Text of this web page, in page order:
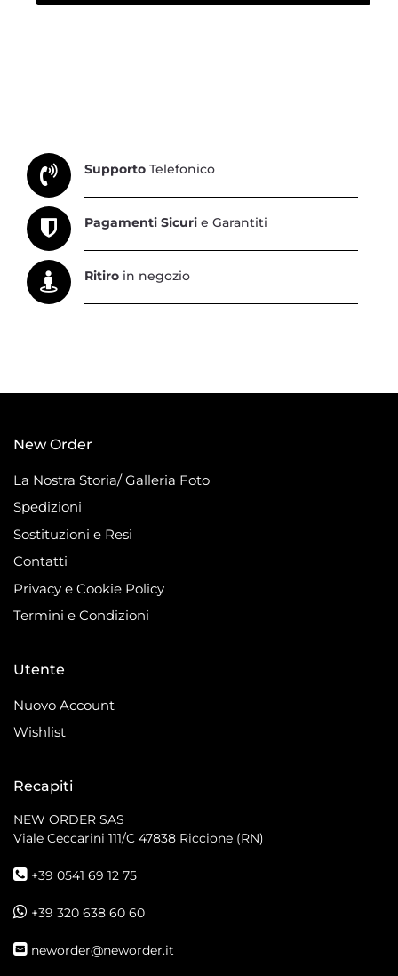
Supporto Telefonico
Pagamenti Sicuri e Garantiti
Ritiro in negozio
New Order
La Nostra Storia/ Galleria Foto
Spedizioni
Sostituzioni e Resi
Contatti
Privacy e Cookie Policy
Termini e Condizioni
Utente
Nuovo Account
Wishlist
Recapiti
NEW ORDER SAS
Viale Ceccarini 111/C 47838 Riccione (RN)
+39 0541 69 12 75
+39 320 638 60 60
neworder@neworder.it